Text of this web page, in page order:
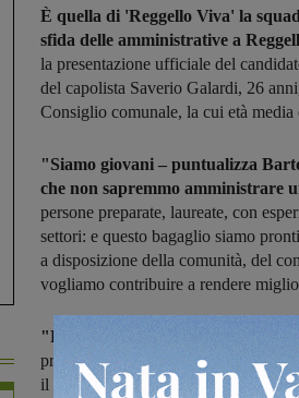
È quella di 'Reggello Viva' la
sfida delle amministrative a
la presentazione ufficiale del
del capolista Saverio Galardi, 26
Consiglio comunale, la cui età
"Siamo giovani – puntualizza
che non sapremmo amministrare
persone preparate, laureate, con
settori: e questo bagaglio siamo
a disposizione della comunità, del
vogliamo contribuire a rendere
"È l'ora di stare al passo con i
proposte programmatiche vanno
il candidato sindaco. Tanti i temi